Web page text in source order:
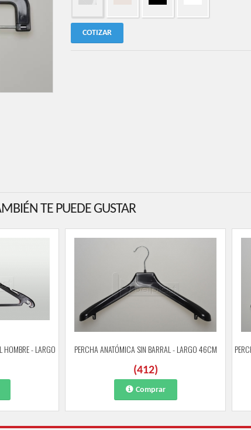
COTIZAR
TE PUEDE GUSTAR
HOMBRE - LARGO
PERCHA ANATÓMICA SIN BARRAL - LARGO 46CM
(412)
Comprar